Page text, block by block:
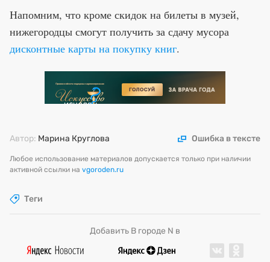
Напомним, что кроме скидок на билеты в музей,
нижегородцы смогут получить за сдачу мусора
дисконтные карты на покупку книг.
Автор: Марина Круглова Ошибка в тексте
Любое использование материалов допускается только при наличии
активной ссылки на vgoroden.ru
Теги
Добавить В городе N в